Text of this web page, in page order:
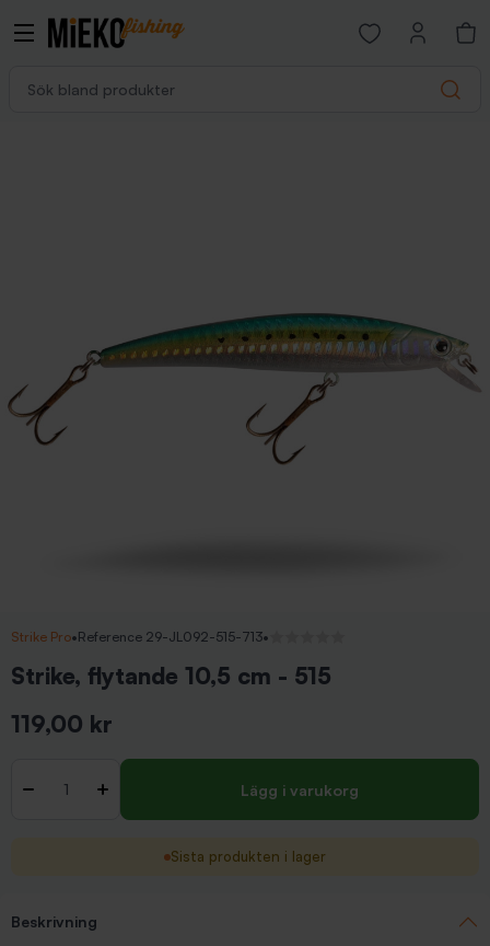
Search
Open favorites
Strike Pro•Reference 29-JL092-515-713•
Strike, flytande 10,5 cm - 515
119,00 kr
- + Lägg i varukorg
Sista produkten i lager
Beskrivning